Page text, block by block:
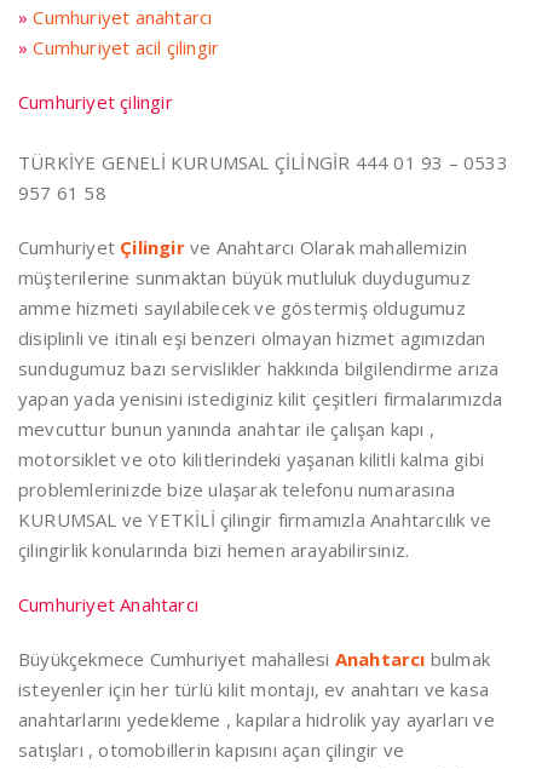
» Cumhuriyet anahtarcı
» Cumhuriyet acil çilingir
Cumhuriyet çilingir
TÜRKİYE GENELİ KURUMSAL ÇİLİNGİR 444 01 93 – 0533
957 61 58
Cumhuriyet Çilingirve Anahtarcı Olarak mahallemizin
müşterilerine sunmaktan büyük mutluluk duydugumuz
amme hizmeti sayılabilecek ve göstermiş oldugumuz
disiplinli ve itinalı eşi benzeri olmayan hizmet agımızdan
sundugumuz bazı servislikler hakkında bilgilendirme arıza
yapan yada yenisini istediginiz kilit çeşitleri firmalarımızda
mevcuttur bunun yanında anahtar ile çalışan kapı ,
motorsiklet ve oto kilitlerindeki yaşanan kilitli kalma gibi
problemlerinizde bize ulaşarak telefonu numarasına
KURUMSAL ve YETKİLİ çilingir firmamızla Anahtarcılık ve
çilingirlik konularında bizi hemen arayabilirsiniz.
Cumhuriyet Anahtarcı
Büyükçekmece Cumhuriyet mahallesi Anahtarcı bulmak
isteyenler için her türlü kilit montajı, ev anahtarı ve kasa
anahtarlarını yedekleme , kapılara hidrolik yay ayarları ve
satışları , otomobillerin kapısını açan çilingir ve